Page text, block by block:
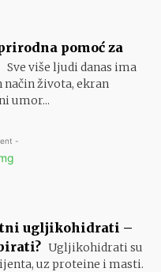
pomoć za
Sve više ljudi danas ima
način života, ekran
umor...
-
ugljikohidrati –
Ugljikohidrati su
uz proteine i masti.